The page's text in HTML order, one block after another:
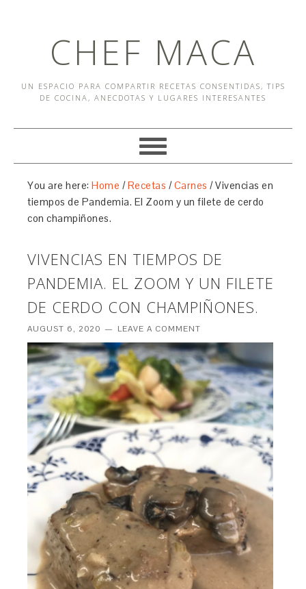
CHEF MACA
UN ESPACIO PARA COMPARTIR RECETAS CONSENTIDAS, TIPS
DE COCINA, ANECDOTAS Y LUGARES INTERESANTES
You are here:Home /Recetas /Carnes /Vivencias en
tiempos de Pandemia. El Zoom y un filete de cerdo
con champiñones.
VIVENCIAS EN TIEMPOS DE
PANDEMIA. EL ZOOM Y UN FILETE
DE CERDO CON CHAMPIÑONES.
AUGUST 6, 2020 LEAVE A COMMENT